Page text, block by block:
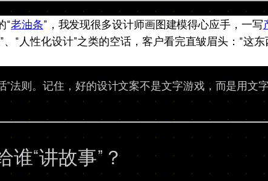
“老油条”，我发现很多设计师画图建模得心应手，一写
“人性化设计”之类的空话，客户看完直皱眉头：“这
法则。记住，好的设计文案不是文字游戏，而是用文字
“讲故事”？